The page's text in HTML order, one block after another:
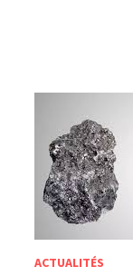
ACTUALITÉS